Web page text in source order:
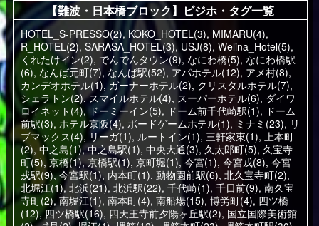
【難波・日本橋ブロック】ビジホ・タグ一覧
HOTEL_S-PRESSO(2), KOKO_HOTEL(3), MIMARU(4),
R_HOTEL(2), SARASA_HOTEL(3), USJ(8), Welina_Hotel(5),
くれたけイン(2), でんでんタウン(9), なにわ橋(5), なにわ橋駅
(6), なんば元町(7), なんば駅(52), アパホテル(12), アメ村(8),
カンデオホテル(1),ガーナーホテル(2), クリスタルホテル(7),
シェラトン(2),スマイルホテル(4), スーパーホテル(6), ダイワ
ロイネット(4), ドーミーイン(5), ドーム前千代崎駅(1), ドーム
前駅(3), ホテル京阪(4), ボードゲームホテル(1), ミナミ(23), リ
ブマックス(4), リーガ(1), ルートイン(1), 三軒家東(1), 上本町
(2), 中之島(1),中之島駅(1), 中央大通(3), 久太郎町(5), 久宝寺
町(5), 京橋(1),京橋駅(1), 京町堀(1), 今宮(1), 今宮戎(8), 今宮
戎駅(9),今宮駅(1), 内本町(1), 動物園前駅(6), 北久宝寺町(2),
北堀江(1), 北浜(21), 北浜駅(22), 千代崎(1), 千日前(9), 南久宝
寺町(2), 南堀江(1), 南本町(4), 南船場(15), 博労町(4), 四ツ橋
(12),四ツ橋駅(16), 四天王寺前夕陽ヶ丘駅(2), 国立国際美術館